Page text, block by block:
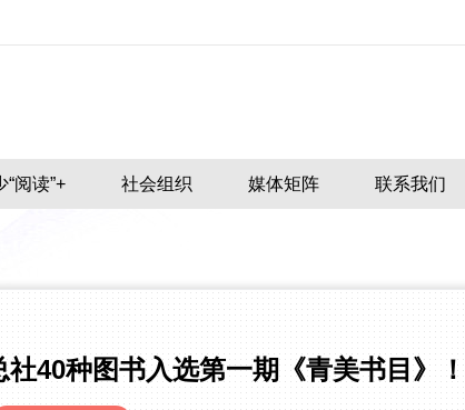
“阅读”+ 社会组织 媒体矩阵 联系我们
社40种图书入选第一期《青美书目》！